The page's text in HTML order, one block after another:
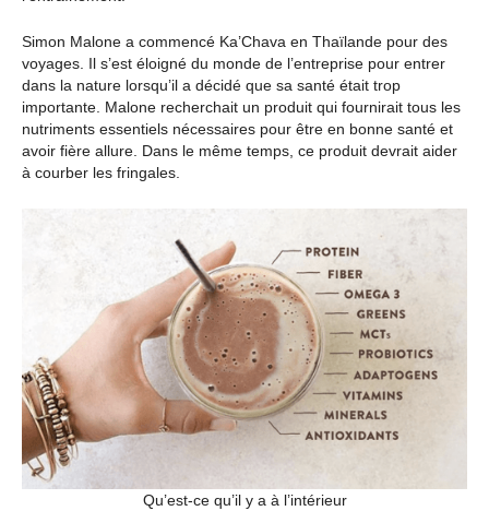
Simon Malone a commencé Ka’Chava en Thaïlande pour des
voyages. Il s’est éloigné du monde de l’entreprise pour entrer
dans la nature lorsqu’il a décidé que sa santé était trop
importante. Malone recherchait un produit qui fournirait tous les
nutriments essentiels nécessaires pour être en bonne santé et
avoir fière allure. Dans le même temps, ce produit devrait aider
à courber les fringales.
Qu’est-ce qu’il y a à l’intérieur